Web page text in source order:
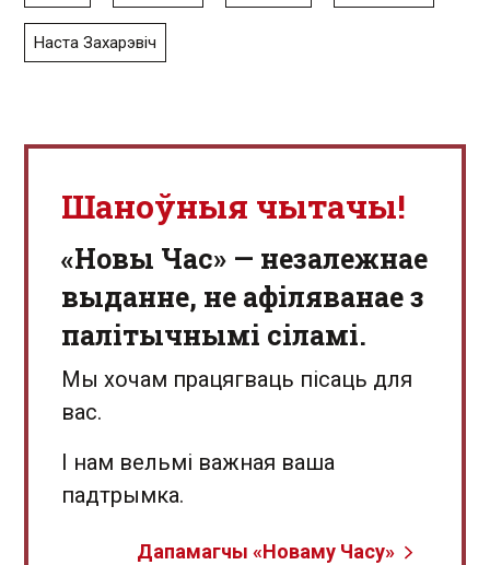
Наста Захарэвіч
Шаноўныя чытачы!
«Новы Час» — незалежнае
выданне, не афіляванае з
палітычнымі сіламі.
Мы хочам працягваць пісаць для
вас.
І нам вельмі важная ваша
падтрымка.
Дапамагчы «Новаму Часу»